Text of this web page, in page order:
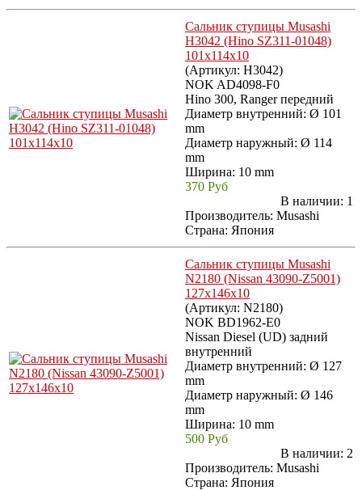
Сальник ступицы Musashi
H3042 (Hino SZ311-01048)
101x114x10
(Артикул: H3042)
NOK AD4098-F0
Hino 300, Ranger передний
Диаметр внутренний: Ø 101
mm
Диаметр наружный: Ø 114
mm
Ширина: 10 mm
370 Руб
В наличии: 1
Производитель: Musashi
Страна: Япония
Сальник ступицы Musashi
N2180 (Nissan 43090-Z5001)
127x146x10
(Артикул: N2180)
NOK BD1962-E0
Nissan Diesel (UD) задний
внутренний
Диаметр внутренний: Ø 127
mm
Диаметр наружный: Ø 146
mm
Ширина: 10 mm
500 Руб
В наличии: 2
Производитель: Musashi
Страна: Япония